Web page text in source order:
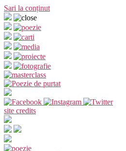
Sari la conținut
site credits